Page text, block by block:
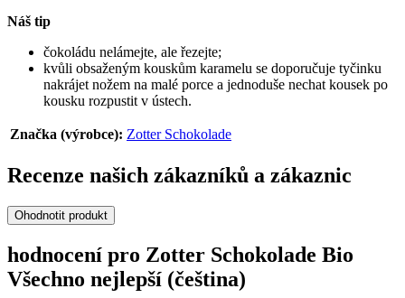
Náš tip
čokoládu nelámejte, ale řezejte;
kvůli obsaženým kouskům karamelu se doporučuje tyčinku
nakrájet nožem na malé porce a jednoduše nechat kousek po
kousku rozpustit v ústech.
Značka (výrobce): Zotter Schokolade
Recenze našich zákazníků a zákaznic
Ohodnotit produkt
hodnocení pro Zotter Schokolade Bio
Všechno nejlepší (čeština)